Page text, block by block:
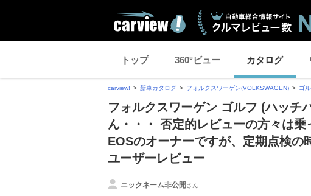
トップ 360°ビュー カタログ
carview! 新車カタログ フォルクスワーゲン(VOLKSWAGEN) ゴ
フォルクスワーゲン ゴルフ (ハッチ
ん・・・ 否定的レビューの方々は
EOSのオーナーですが、定期点検
ユーザーレビュー
ニックネーム非公開さん